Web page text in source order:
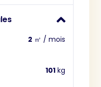
2 ㎥ / mois
101 kg